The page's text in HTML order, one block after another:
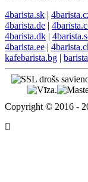
4barista.sk |
4barista.de |
4barista.dk |
4barista.ee |
kafebarista.bg |
Copyright © 2016 -